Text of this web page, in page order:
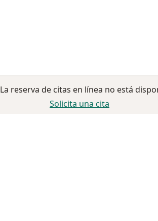
La reserva de citas en línea no está
Solicita una cita